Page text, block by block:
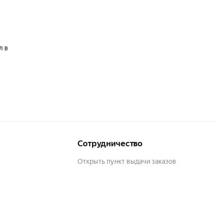
в
Сотрудничество
Открыть пункт выдачи заказов